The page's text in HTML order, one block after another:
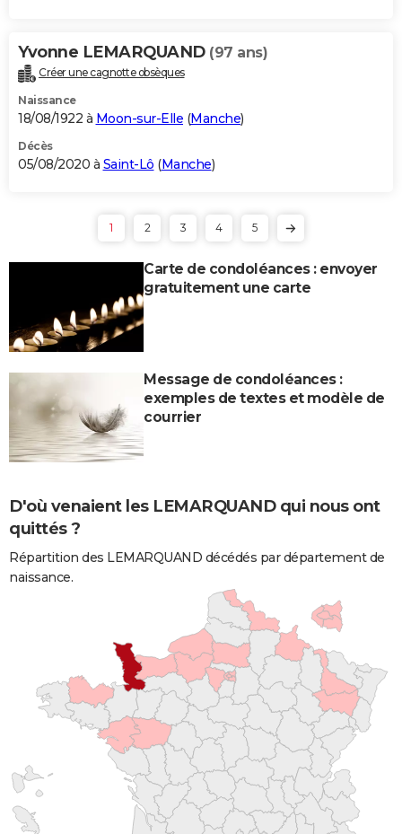
Yvonne LEMARQUAND (97 ans)
Créer une cagnotte obsèques
Naissance
18/08/1922 à Moon-sur-Elle (Manche)
Décès
05/08/2020 à Saint-Lô (Manche)
1 2 3 4 5
Carte de condoléances : envoyer
gratuitement une carte
Message de condoléances :
exemples de textes et modèle de
courrier
D'où venaient les LEMARQUAND qui nous ont
quittés ?
Répartition des LEMARQUAND décédés par département de
naissance.